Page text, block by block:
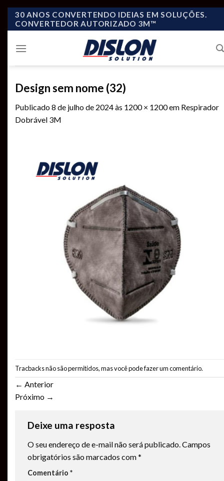
Skip
30 ANOS CONVERTENDO IDEIAS EM SOLUÇÕES.
CONVERTEDOR AUTORIZADO 3M™
Design sem nome (32)
Publicado8 de julho de 2024às 1200 × 1200em Respirador
Dobrável 3M
Tracbacks não são permitidos, mas você podefazer um comentário.
← Anterior
Próximo →
Deixe uma resposta
O seu endereço de e-mail não será publicado.Campos
obrigatórios são marcados com*
Comentário *